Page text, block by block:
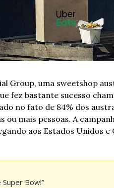
Group, uma sweetshop
fez bastante sucesso
no fato de 84% dos
ou mais pessoas. A
aos Estados Unidos
Bowl”